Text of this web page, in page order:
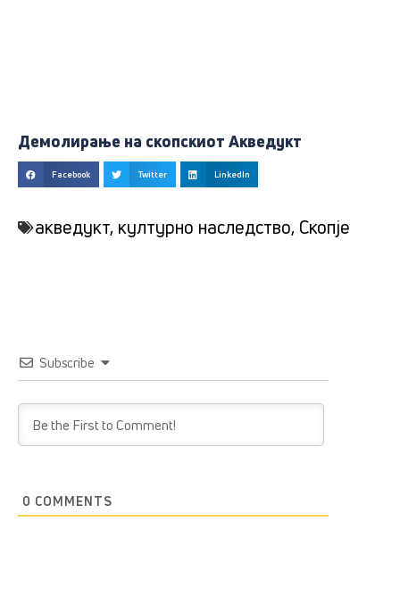
Демолирање на скопскиот Акведукт
Facebook Twitter LinkedIn
акведукт, културно наследство, Скопје
Subscribe
0 COMMENTS